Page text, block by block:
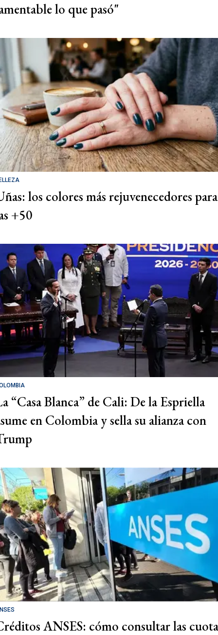
lo que pasó"
los colores más rejuvenecedores para
+50
“Casa Blanca” de Cali: De la Espriella
en Colombia y sella su alianza con
ANSES: cómo consultar las